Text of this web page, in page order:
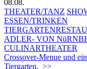
08.08.
THEATER/TANZ
ESSEN/TRINKEN
ADLER- VON
CULINARTHEATER
Crossover-Menue und
Tiergarten. >>